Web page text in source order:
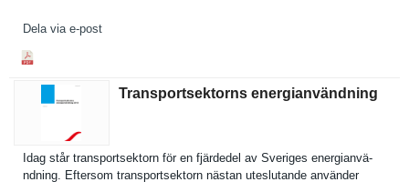
Dela via e-post
Transportsektorns energianvändning
Idag står transports­ektorn för en fjärdedel av Sveriges energianvä­
ndning. Eftersom transports­ektorn nästan uteslutand­e använder